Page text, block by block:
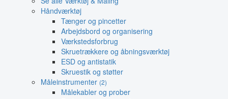
Håndværktøj
Tænger og pincetter
Arbejdsbord og organisering
Værkstedsforbrug
Skruetrækkere og åbningsværktøj
ESD og antistatik
Skruestik og støtter
Måleinstrumenter (2)
Målekabler og prober